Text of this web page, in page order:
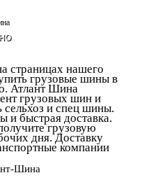
страницах нашего
грузовые шины в
Атлант Шина
грузовых шин и
и спец шины.
и быстрая доставка.
грузовую
дня. Доставку
компании